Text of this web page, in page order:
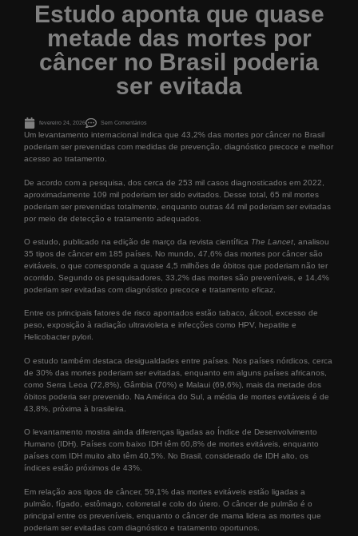
Estudo aponta que quase
metade das mortes por
câncer no Brasil poderia
ser evitada
fevereiro 24, 2026 Sem Comentários
Um levantamento internacional indica que 43,2% das mortes por câncer no Brasil
poderiam ser prevenidas com medidas de prevenção, diagnóstico precoce e melhor
acesso ao tratamento.
De acordo com a pesquisa, dos cerca de 253 mil casos diagnosticados em 2022,
aproximadamente 109 mil poderiam ter sido evitados. Desse total, 65 mil mortes
poderiam ser prevenidas totalmente, enquanto outras 44 mil poderiam ser evitadas
por meio de detecção e tratamento adequados.
O estudo, publicado na edição de março da revista científica The Lancet , analisou
35 tipos de câncer em 185 países. No mundo, 47,6% das mortes por câncer são
evitáveis, o que corresponde a quase 4,5 milhões de óbitos que poderiam não ter
ocorrido. Segundo os pesquisadores, 33,2% das mortes são preveníveis, e 14,4%
poderiam ser evitadas com diagnóstico precoce e tratamento eficaz.
Entre os principais fatores de risco apontados estão tabaco, álcool, excesso de
peso, exposição à radiação ultravioleta e infecções como HPV, hepatite e
Helicobacter pylori.
O estudo também destaca desigualdades entre países. Nos países nórdicos, cerca
de 30% das mortes poderiam ser evitadas, enquanto em alguns países africanos,
como Serra Leoa (72,8%), Gâmbia (70%) e Malaui (69,6%), mais da metade dos
óbitos poderia ser prevenido. Na América do Sul, a média de mortes evitáveis é de
43,8%, próxima à brasileira.
O levantamento mostra ainda diferenças ligadas ao Índice de Desenvolvimento
Humano (IDH). Países com baixo IDH têm 60,8% de mortes evitáveis, enquanto
países com IDH muito alto têm 40,5%. No Brasil, considerado de IDH alto, os
índices estão próximos de 43%.
Em relação aos tipos de câncer, 59,1% das mortes evitáveis estão ligadas a
pulmão, fígado, estômago, colorretal e colo do útero. O câncer de pulmão é o
principal entre os preveníveis, enquanto o câncer de mama lidera as mortes que
poderiam ser evitadas com diagnóstico e tratamento oportunos.